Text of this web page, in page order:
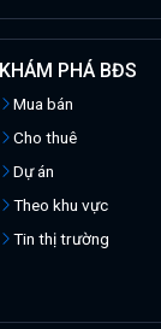
KHÁM PHÁ BĐS
Mua bán
Cho thuê
Dự án
Theo khu vực
Tin thị trường